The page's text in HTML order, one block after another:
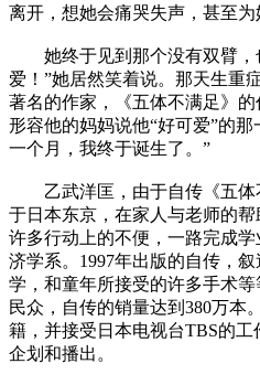
离开，想她会痛哭失声，甚至为
她终于见到那个没有双臂，
爱！”她居然笑着说。那天生重
著名的作家，《五体不满足》
形容他的妈妈说他“好可爱”的
一个月，我终于诞生了。”
乙武洋匡，由于自传《五体
于日本东京，在家人与老师的
许多行动上的不便，一路完成
济学系。1997年出版的自传，
学，和童年所接受的许多手术
民众，自传的销量达到380万本
籍，并接受日本电视台TBS的工
企划和播出。